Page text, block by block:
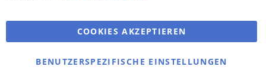
Bestellungen und Rücksendungen
Kontaktieren Sie uns
COOKIES AKZEPTIEREN
BENUTZERSPEZIFISCHE EINSTELLUNGEN